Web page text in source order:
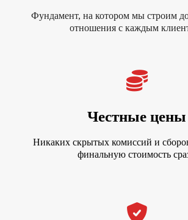
Фундамент, на котором мы строим
отношения с каждым
Честные цены
Никаких скрытых комиссий и
финальную стоимость